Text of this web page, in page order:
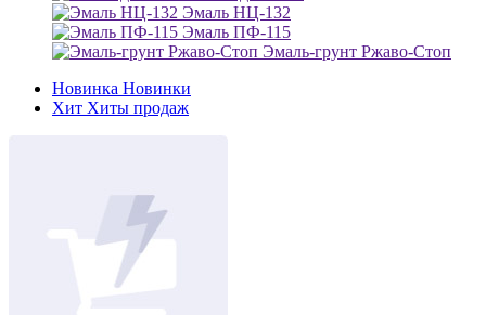
Эмаль НЦ-132
Эмаль ПФ-115
Эмаль-грунт Ржаво-Стоп
Новинка Новинки
Хит Хиты продаж